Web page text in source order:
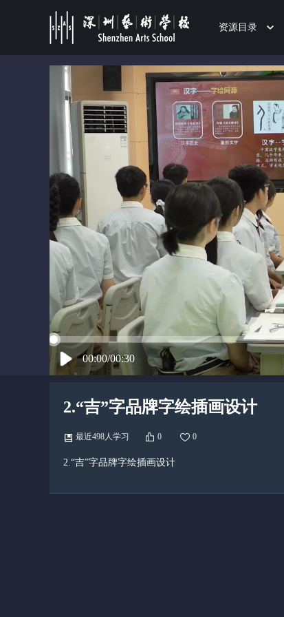
资源目录
00:00/00:30
2.“吉”字品牌字绘插画设计
最近498人学习 0 0
2.“吉”字品牌字绘插画设计